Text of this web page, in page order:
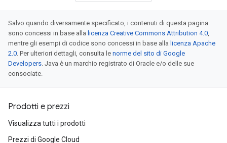
Salvo quando diversamente specificato, i contenuti di questa pagina
sono concessi in base alla licenza Creative Commons Attribution 4.0,
mentre gli esempi di codice sono concessi in base alla licenza Apache
2.0. Per ulteriori dettagli, consulta le norme del sito di Google
Developers. Java è un marchio registrato di Oracle e/o delle sue
consociate.
Prodotti e prezzi
Visualizza tutti i prodotti
Prezzi di Google Cloud